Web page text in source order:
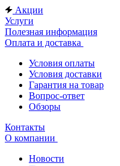
Акции
Услуги
Полезная информация
Оплата и доставка
Условия оплаты
Условия доставки
Гарантия на товар
Вопрос-ответ
Обзоры
Контакты
О компании
Новости